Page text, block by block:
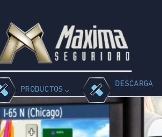
PRODUCTOS
DESCARGA